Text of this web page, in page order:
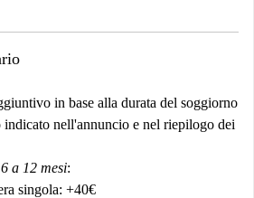
in base alla durata del soggiorno
nell'annuncio e nel riepilogo dei
a 12 mesi:
singola: +40€